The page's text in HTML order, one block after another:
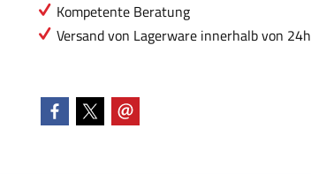
Kompetente Beratung
Versand von Lagerware innerhalb von 24h